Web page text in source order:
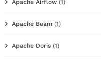
Apache Airflow (1)
Apache Beam (1)
Apache Doris (1)